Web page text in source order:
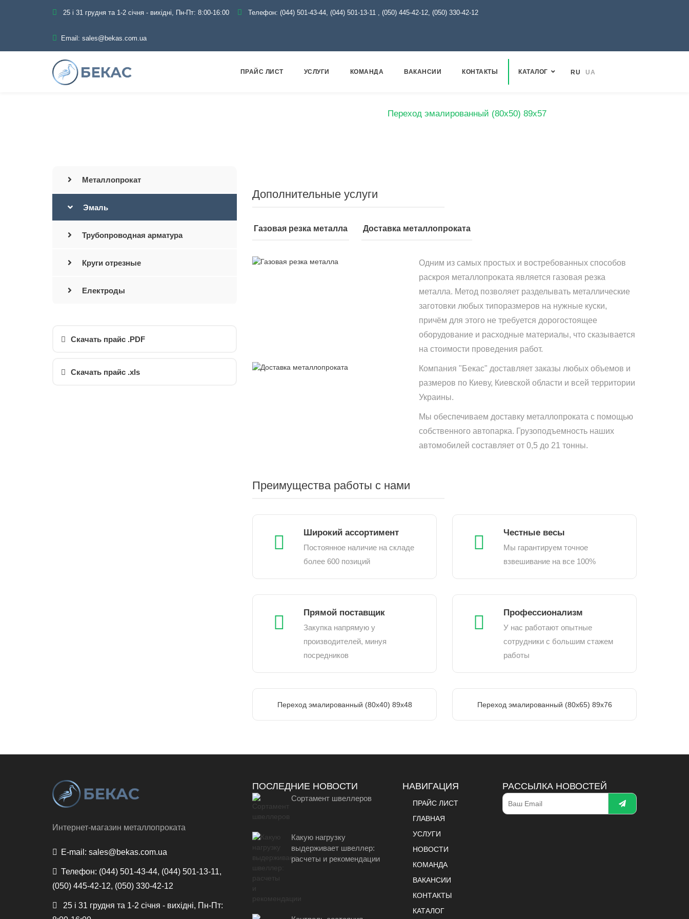
25 і 31 грудня та 1-2 січня - вихідні, Пн-Пт: 8:00-16:00 Телефон: (044) 501-43-44, (044) 501-13-11 , (050) 445-42-12, (050) 330-42-12
Email: sales@bekas.com.ua
ПРАЙС ЛИСТ УСЛУГИ КОМАНДА ВАКАНСИИ КОНТАКТЫ КАТАЛОГ RU UA
Переход эмалированный (80х50) 89х57
Металлопрокат
Эмаль
Трубопроводная арматура
Круги отрезные
Електроды
Скачать прайс .PDF
Скачать прайс .xls
Дополнительные услуги
Газовая резка металла Доставка металлопроката
Одним из самых простых и востребованных способов
раскроя металлопроката является газовая резка
металла. Метод позволяет разделывать металлические
заготовки любых типоразмеров на нужные куски,
причём для этого не требуется дорогостоящее
оборудование и расходные материалы, что сказывается
на стоимости проведения работ.
Компания "Бекас" доставляет заказы любых объемов и
размеров по Киеву, Киевской области и всей территории
Украины.
Мы обеспечиваем доставку металлопроката с помощью
собственного автопарка. Грузоподъемность наших
автомобилей составляет от 0,5 до 21 тонны.
Преимущества работы с нами
Широкий ассортимент
Постоянное наличие на складе
более 600 позиций
Честные весы
Мы гарантируем точное
взвешивание на все 100%
Прямой поставщик
Закупка напрямую у
производителей, минуя
посредников
Профессионализм
У нас работают опытные
сотрудники с большим стажем
работы
Переход эмалированный (80х40) 89х48 Переход эмалированный (80х65) 89х76
Интернет-магазин металлопроката
E-mail: sales@bekas.com.ua
Телефон: (044) 501-43-44, (044) 501-13-11,
(050) 445-42-12, (050) 330-42-12
25 і 31 грудня та 1-2 січня - вихідні, Пн-Пт:
ПОСЛЕДНИЕ НОВОСТИ
Сортамент швеллеров
Какую нагрузку
выдерживает швеллер:
расчеты и рекомендации
НАВИГАЦИЯ
ПРАЙС ЛИСТ
ГЛАВНАЯ
УСЛУГИ
НОВОСТИ
КОМАНДА
ВАКАНСИИ
КОНТАКТЫ
КАТАЛОГ
РАССЫЛКА НОВОСТЕЙ